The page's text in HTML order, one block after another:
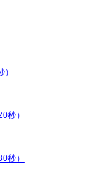
秒）
秒）